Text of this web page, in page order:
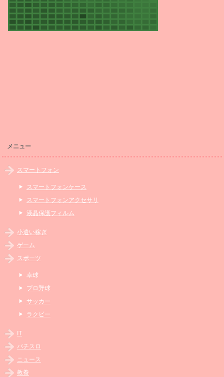
メニュー
スマートフォン
スマートフォンケース
スマートフォンアクセサリ
液晶保護フィルム
小遣い稼ぎ
ゲーム
スポーツ
卓球
プロ野球
サッカー
ラクビー
IT
パチスロ
ニュース
教養